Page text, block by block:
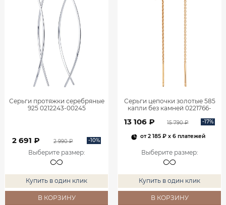
Серьги протяжки серебряные
925 0212243-00245
2 691 ₽ 2 990 ₽ -10%
Выберите размер:
Купить в один клик
В КОРЗИНУ
Серьги цепочки золотые 585
капли без камней 0221766-
13 106 ₽ 15 790 ₽ -17%
от2 185 ₽x 6 платежей
Выберите размер:
Купить в один клик
В КОРЗИНУ